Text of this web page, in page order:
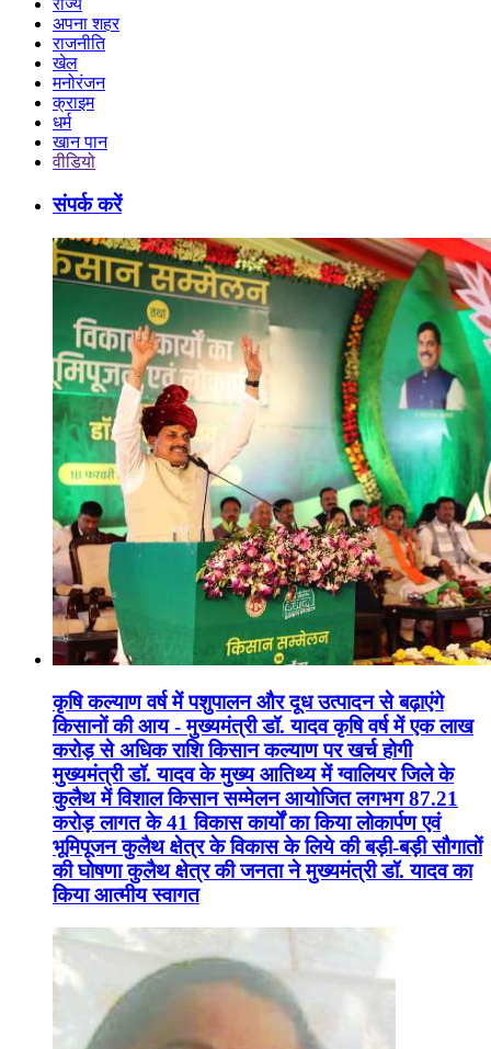
राज्य
अपना शहर
राजनीति
खेल
मनोरंजन
क्राइम
धर्म
खान पान
वीडियो
संपर्क करें
कृषि कल्याण वर्ष में पशुपालन और दूध उत्पादन से बढ़ाएंगे
किसानों की आय - मुख्यमंत्री डॉ. यादव कृषि वर्ष में एक लाख
करोड़ से अधिक राशि किसान कल्याण पर खर्च होगी
मुख्यमंत्री डॉ. यादव के मुख्य आतिथ्य में ग्वालियर जिले के
कुलैथ में विशाल किसान सम्मेलन आयोजित लगभग 87.21
करोड़ लागत के 41 विकास कार्यों का किया लोकार्पण एवं
भूमिपूजन कुलैथ क्षेत्र के विकास के लिये की बड़ी-बड़ी सौगातों
की घोषणा कुलैथ क्षेत्र की जनता ने मुख्यमंत्री डॉ. यादव का
किया आत्मीय स्वागत